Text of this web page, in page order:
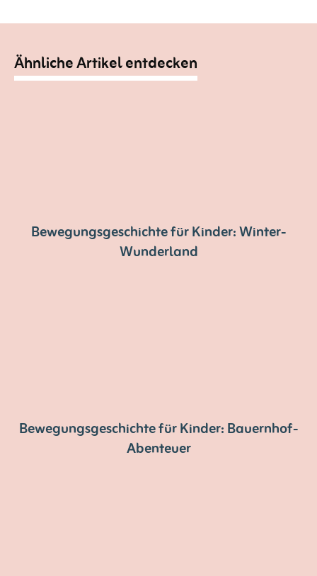
Ähnliche Artikel entdecken
Bewegungsgeschichte für Kinder: Winter-
Wunderland
Bewegungsgeschichte für Kinder: Bauernhof-
Abenteuer